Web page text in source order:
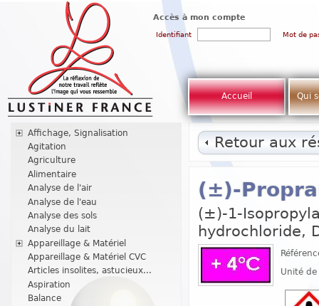
Accès à mon compte
Identifiant Mot de
Accueil Qui
Affichage, Signalisation
Agitation
Agriculture
Alimentaire
Analyse de l'air
Analyse de l'eau
Analyse des sols
Analyse du lait
Appareillage & Matériel
Appareillage & Matériel CVC
Articles insolites, astucieux...
Aspiration
Balance
Retour aux
(±)-
(±)-1-
hydrochloride,
Unité